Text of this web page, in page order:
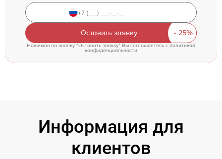
Оставить заявку
Нажимая на кнопку "Оставить заявку" Вы соглашаетесь cполитикой
конфиденциальности
Информация для
клиентов